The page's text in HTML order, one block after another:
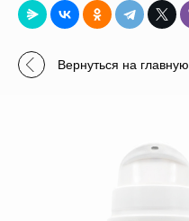
Вернуться на главную